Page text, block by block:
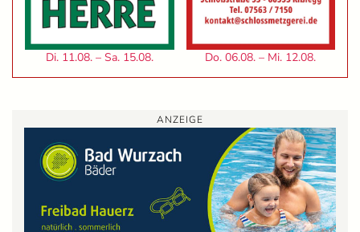
Di. 11.08. – Sa. 15.08. Do. 06.08. – Mi. 12.08.
ANZEIGE